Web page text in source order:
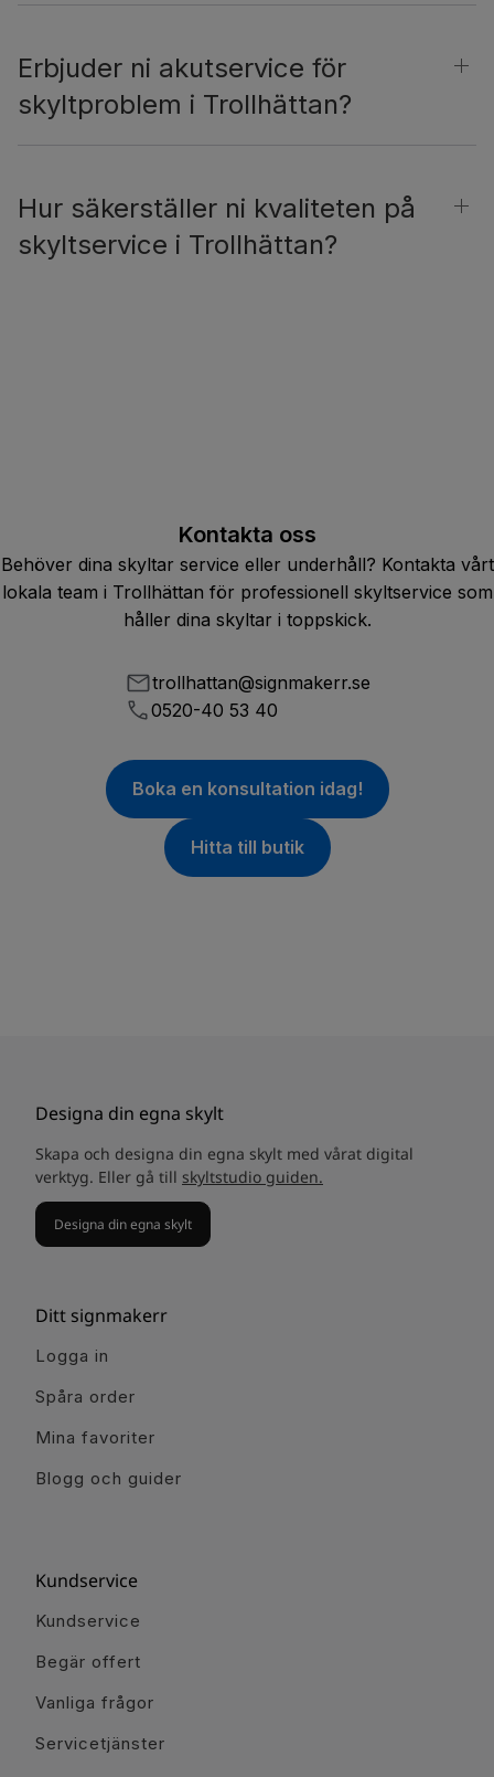
Erbjuder ni akutservice för
skyltproblem i Trollhättan?
Hur säkerställer ni kvaliteten på
skyltservice i Trollhättan?
Kontakta oss
Behöver dina skyltar service eller underhåll? Kontakta vårt
lokala team i Trollhättan för professionell skyltservice som
håller dina skyltar i toppskick.
trollhattan@signmakerr.se
0520-40 53 40
Boka en konsultation idag!
Hitta till butik
Designa din egna skylt
Skapa och designa din egna skylt med vårat digital
verktyg. Eller gå till skyltstudio guiden.
Designa din egna skylt
Ditt signmakerr
Logga in
Spåra order
Mina favoriter
Blogg och guider
Kundservice
Kundservice
Begär offert
Vanliga frågor
Servicetjänster